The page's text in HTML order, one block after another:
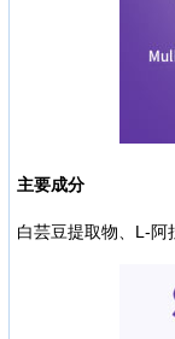
主要成分
白芸豆提取物、L-阿